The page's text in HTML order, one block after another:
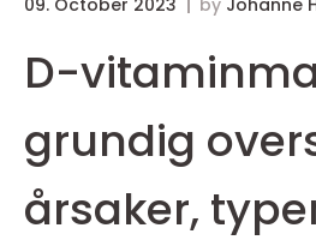
09. October 2023 by Johanne
D-
grundig
årsaker,